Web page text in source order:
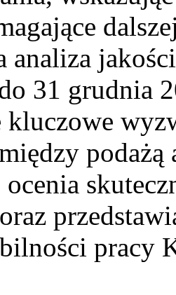
analiza
31 grudnia
podażą
pracy